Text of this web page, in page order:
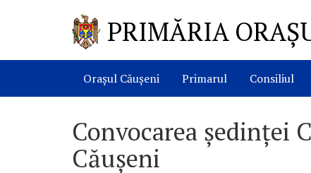
PRIMĂRIA
Orașul Căușeni Primarul Consiliul
Convocarea ședinței
Căușeni